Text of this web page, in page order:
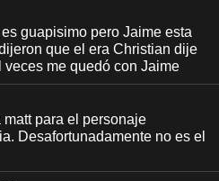
guapisimo pero Jaime esta
que el era Christian dije
me quedó con Jaime
para el personaje
Desafortunadamente no es el